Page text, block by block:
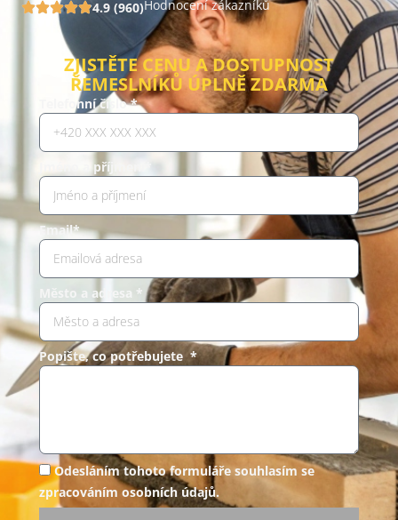
4.9 (960)Hodnocení zákazníků
ZJISTĚTE CENU A DOSTUPNOST
ŘEMESLNÍKŮ ÚPLNĚ ZDARMA
Telefonní číslo *
Jméno a příjmení*
Email*
Město a adresa *
Popište, co potřebujete *
Odesláním tohoto formuláře souhlasím se
zpracováním osobních údajů.